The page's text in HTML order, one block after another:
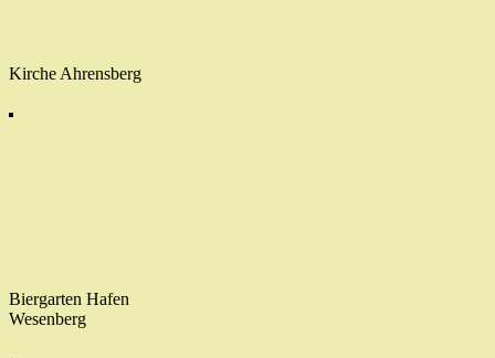
Kirche Ahrensberg
Biergarten Hafen
Wesenberg